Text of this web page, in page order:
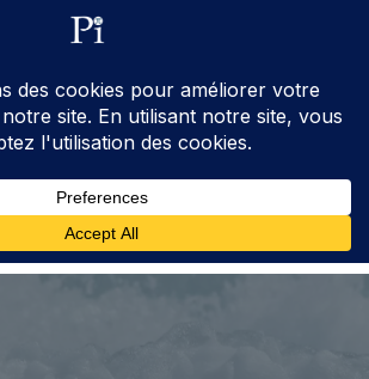
ventes@processinstruments.fr